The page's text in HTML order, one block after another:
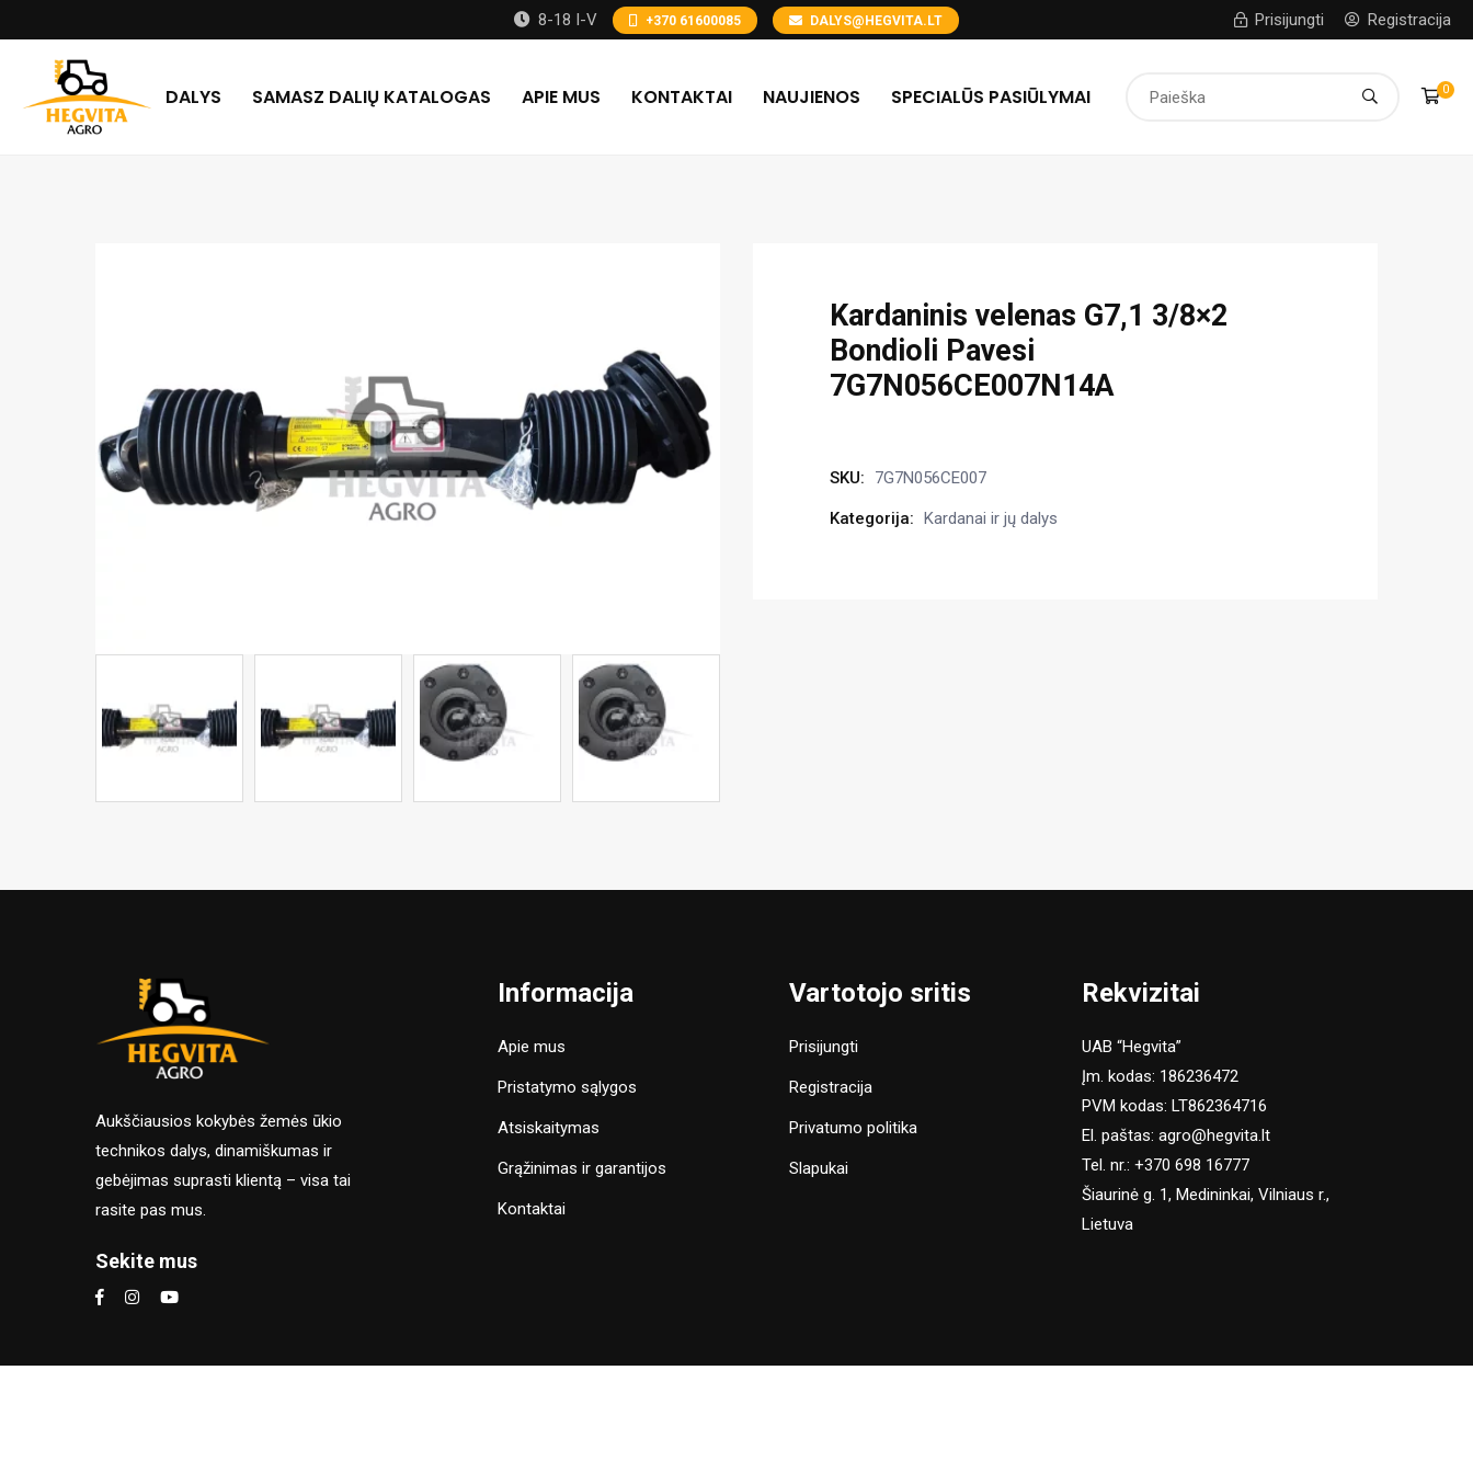
8-18 I-V +370 61600085 DALYS@HEGVITA.LT Prisijungti Registracija
DALYS SAMASZ DALIŲ KATALOGAS APIE MUS KONTAKTAI NAUJIENOS SPECIALŪS PASIŪLYMAI 0
Kardaninis velenas G7,1 3/8×2
Bondioli Pavesi
7G7N056CE007N14A
SKU: 7G7N056CE007
Kategorija: Kardanai ir jų dalys
Aukščiausios kokybės žemės ūkio
technikos dalys, dinamiškumas ir
gebėjimas suprasti klientą – visa tai
rasite pas mus.
Sekite mus
Informacija
Apie mus
Pristatymo sąlygos
Atsiskaitymas
Grąžinimas ir garantijos
Kontaktai
Vartotojo sritis
Prisijungti
Registracija
Privatumo politika
Slapukai
Rekvizitai
UAB “Hegvita”
Įm. kodas: 186236472
PVM kodas: LT862364716
El. paštas: agro@hegvita.lt
Tel. nr.: +370 698 16777
Šiaurinė g. 1, Medininkai, Vilniaus r.,
Lietuva